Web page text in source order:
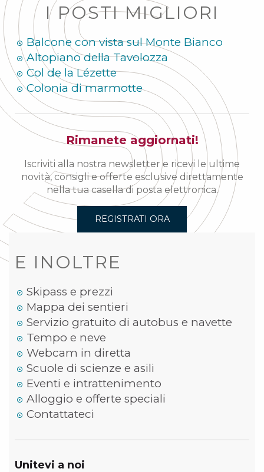
I POSTI MIGLIORI
Balcone con vista sul Monte Bianco
Altopiano della Tavolozza
Col de la Lézette
Colonia di marmotte
Rimanete aggiornati!
Iscriviti alla nostra newsletter e ricevi le ultime
novità, consigli e offerte esclusive direttamente
nella tua casella di posta elettronica.
REGISTRATI ORA
E INOLTRE
Skipass e prezzi
Mappa dei sentieri
Servizio gratuito di autobus e navette
Tempo e neve
Webcam in diretta
Scuole di scienze e asili
Eventi e intrattenimento
Alloggio e offerte speciali
Contattateci
Unitevi a noi